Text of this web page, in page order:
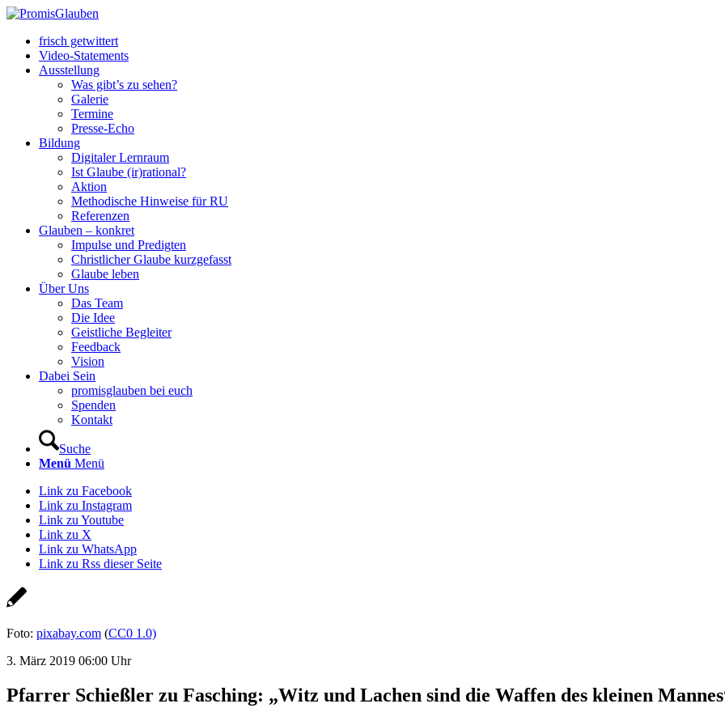
frisch getwittert
Video-Statements
Ausstellung
Was gibt’s zu sehen?
Galerie
Termine
Presse-Echo
Bildung
Digitaler Lernraum
Ist Glaube (ir)rational?
Aktion
Methodische Hinweise für RU
Referenzen
Glauben – konkret
Impulse und Predigten
Christlicher Glaube kurzgefasst
Glaube leben
Über Uns
Das Team
Die Idee
Geistliche Begleiter
Feedback
Vision
Dabei Sein
promisglauben bei euch
Spenden
Kontakt
Suche
Menü Menü
Link zu Facebook
Link zu Instagram
Link zu Youtube
Link zu X
Link zu WhatsApp
Link zu Rss dieser Seite
Foto: pixabay.com (CC0 1.0)
3. März 2019 06:00 Uhr
Pfarrer Schießler zu Fasching: „Witz und Lachen sind die Waffen des kleinen